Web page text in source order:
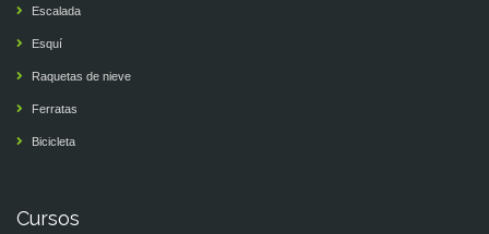
Escalada
Esquí
Raquetas de nieve
Ferratas
Bicicleta
Cursos